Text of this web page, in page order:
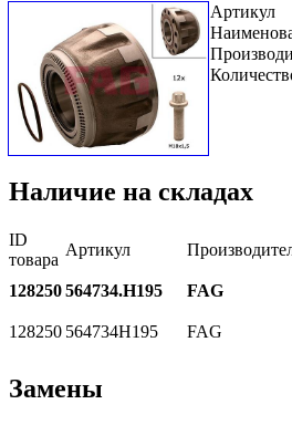
Артикул
Наличие на складах
ID
товара
Артикул
128250564734.H195 FAG
128250 564734H195 FAG
Замены